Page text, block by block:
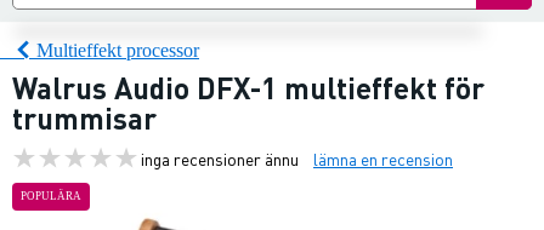
Multieffekt processor
Walrus Audio DFX-1 multieffekt för
trummisar
inga recensioner ännu lämna en recension
POPULÄRA